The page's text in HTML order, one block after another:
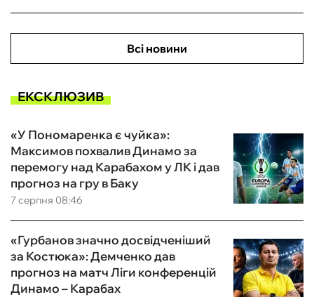
Всі новини
ЕКСКЛЮЗИВ
7 серпня 08:46
«У Пономаренка є чуйка»:
Максимов похвалив Динамо за
перемогу над Карабахом у ЛК і дав
прогноз на гру в Баку
«Гурбанов значно досвідченіший
за Костюка»: Демченко дав
прогноз на матч Ліги конференцій
Динамо – Карабах